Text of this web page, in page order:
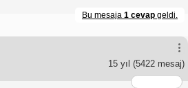
Bu mesaja 1 cevap geldi.
15 yıl (5422 mesaj)